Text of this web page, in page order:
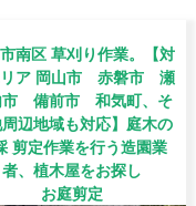
南区 草刈り作業。【対
リア 岡山市 赤磐市 瀬
市 備前市 和気町、そ
辺地域も対応】庭木の
剪定作業を行う造園業
者、植木屋をお探し
お庭剪定